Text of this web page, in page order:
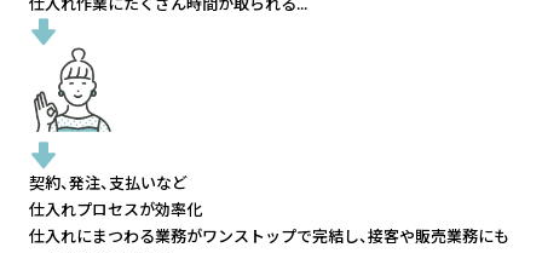
契約、発注、支払いなど
仕入れプロセスが効率化
仕入れにまつわる業務がワンストップで完結し、接客や販売業務にも